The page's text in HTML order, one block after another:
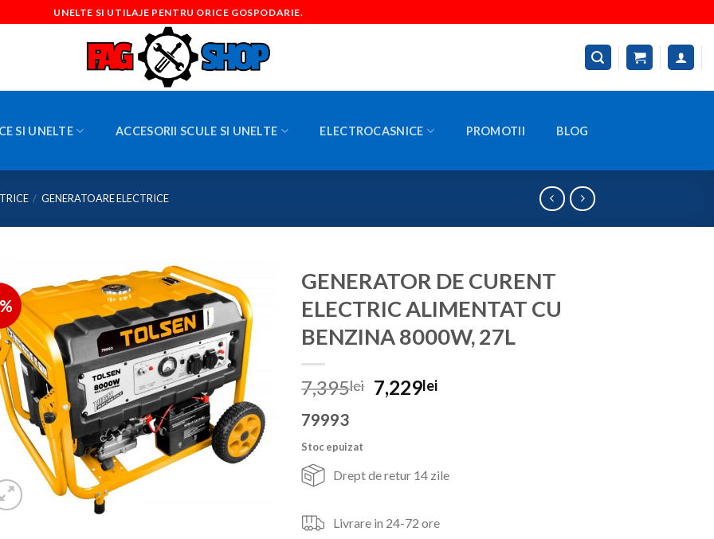
UNELTE SI UTILAJE PENTRU ORICE GOSPODARIE.
SI UNELTE ACCESORII SCULE SI UNELTE ELECTROCASNICE PROMOTII BLOG
/ GENERATOARE ELECTRICE
GENERATOR DE CURENT
ELECTRIC ALIMENTAT CU
BENZINA 8000W, 27L
7,395lei Prețul
inițial
7,229leiPrețul
79993
Stoc epuizat
Drept de retur 14 zile
Livrare in 24-72 ore